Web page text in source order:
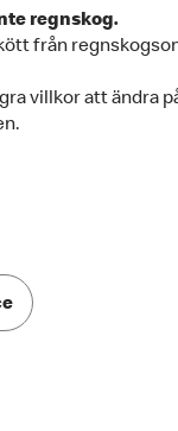
regnskog.
från
villkor att ändra